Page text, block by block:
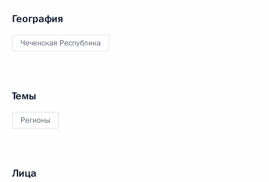
География
Чеченская Республика
Темы
Регионы
Лица